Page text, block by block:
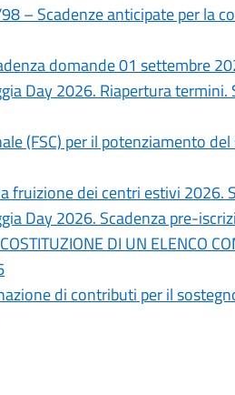
– Scadenze anticipate per la
domande 01 settembre
Day 2026. Riapertura
(FSC) per il potenziamento
fruizione dei centri estivi 2026.
Day 2026. Scadenza pre-
DI UN ELENCO
di contributi per il